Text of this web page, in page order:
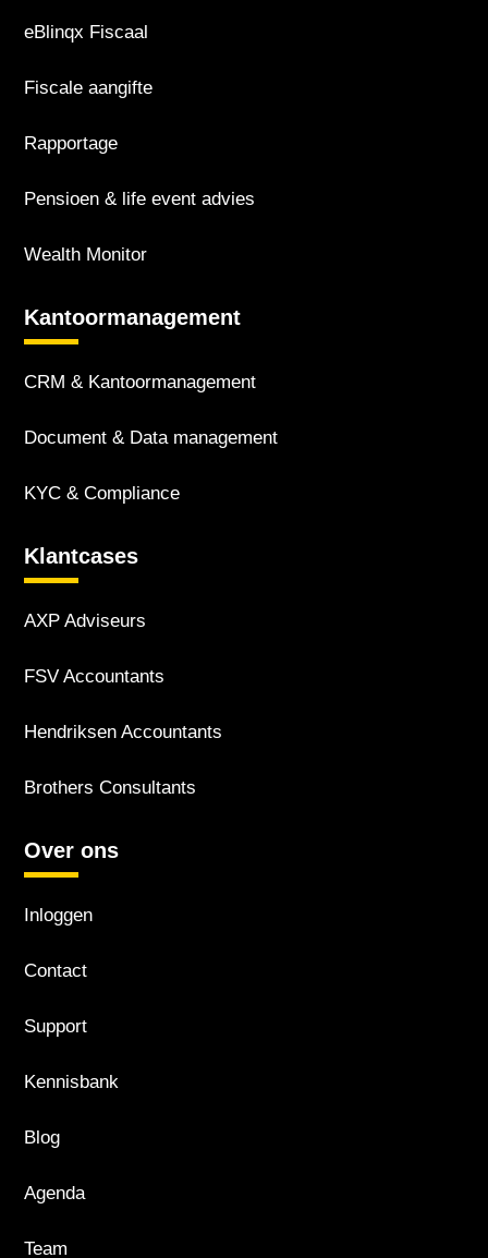
eBlinqx Fiscaal
Fiscale aangifte
Rapportage
Pensioen & life event advies
Wealth Monitor
Kantoor­management
CRM & Kantoor­management
Document & Data management
KYC & Compliance
Klantcases
AXP Adviseurs
FSV Accountants
Hendriksen Accountants
Brothers Consultants
Over ons
Inloggen
Contact
Support
Kennisbank
Blog
Agenda
Team